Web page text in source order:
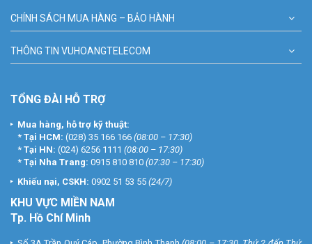
CHÍNH SÁCH MUA HÀNG – BẢO HÀNH
THÔNG TIN VUHOANGTELECOM
TỔNG ĐÀI HỖ TRỢ
Mua hàng, hỗ trợ kỹ thuật:
* Tại HCM: (028) 35 166 166 (08:00 – 17:30)
* Tại HN: (024) 6256 1111 (08:00 – 17:30)
* Tại Nha Trang: 0915 810 810 (07:30 – 17:30)
Khiếu nại, CSKH: 0902 51 53 55 (24/7)
KHU VỰC MIỀN NAM
Tp. Hồ Chí Minh